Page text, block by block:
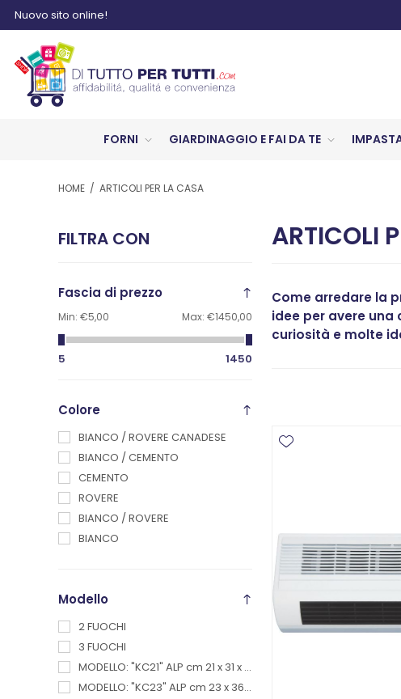
Nuovo sito online!
FORNI GIARDINAGGIO E FAI DA TE
HOME / ARTICOLI PER LA CASA
FILTRA CON
Fascia di prezzo
Min: €5,00 Max: €1450,00
5 1450
Colore
BIANCO / ROVERE CANADESE
BIANCO / CEMENTO
CEMENTO
ROVERE
BIANCO / ROVERE
BIANCO
Modello
2 FUOCHI
3 FUOCHI
MODELLO: "KC21" ALP cm 21 x 31 x 15
MODELLO: "KC23" ALP cm 23 x 36 x 20
ARTICOLI
Come arredare la
idee per avere
curiosità e molte